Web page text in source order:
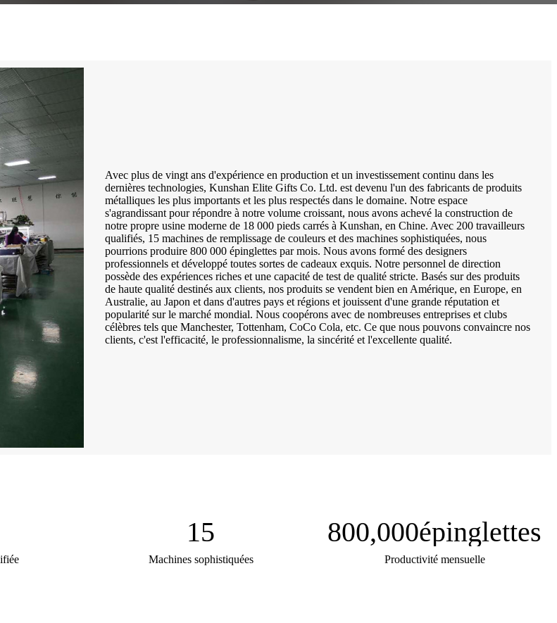
Avec plus de vingt ans d'expérience en production et un investissement continu dans les
dernières technologies, Kunshan Elite Gifts Co. Ltd. est devenu l'un des fabricants de produits
métalliques les plus importants et les plus respectés dans le domaine. Notre espace
s'agrandissant pour répondre à notre volume croissant, nous avons achevé la construction de
notre propre usine moderne de 18 000 pieds carrés à Kunshan, en Chine. Avec 200 travailleurs
qualifiés, 15 machines de remplissage de couleurs et des machines sophistiquées, nous
pourrions produire 800 000 épinglettes par mois. Nous avons formé des designers
professionnels et développé toutes sortes de cadeaux exquis. Notre personnel de direction
possède des expériences riches et une capacité de test de qualité stricte. Basés sur des produits
de haute qualité destinés aux clients, nos produits se vendent bien en Amérique, en Europe, en
Australie, au Japon et dans d'autres pays et régions et jouissent d'une grande réputation et
popularité sur le marché mondial. Nous coopérons avec de nombreuses entreprises et clubs
célèbres tels que Manchester, Tottenham, CoCo Cola, etc. Ce que nous pouvons convaincre nos
clients, c'est l'efficacité, le professionnalisme, la sincérité et l'excellente qualité.
15
Machines sophistiquées
800,000épinglettes
Productivité mensuelle